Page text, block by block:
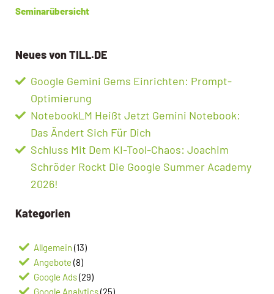
Seminarübersicht
Neues von TILL.DE
Google Gemini Gems Einrichten: Prompt-
Optimierung
NotebookLM Heißt Jetzt Gemini Notebook:
Das Ändert Sich Für Dich
Schluss Mit Dem KI-Tool-Chaos: Joachim
Schröder Rockt Die Google Summer Academy
2026!
Kategorien
Allgemein (13)
Angebote (8)
Google Ads(29)
Google Analytics(25)